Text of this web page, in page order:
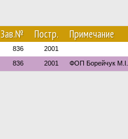
Зав.№ Постр. Примечание
836 2001
836 2001 ФОП Борейчук М.І.